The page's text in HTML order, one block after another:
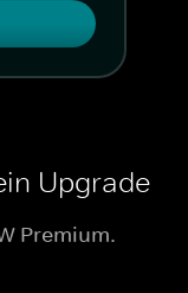
Upgrade
Premium.